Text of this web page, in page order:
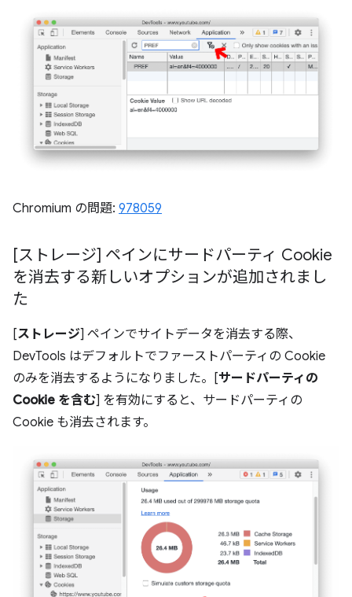
Chromium の問題: 978059
[ストレージ] ペインにサードパーティ Cookie
を消去する新しいオプションが追加されまし
た
[ストレージ] ペインでサイトデータを消去する際、
DevTools はデフォルトでファーストパーティの Cookie
のみを消去するようになりました。[サードパーティの
Cookie を含む] を有効にすると、サードパーティの
Cookie も消去されます。